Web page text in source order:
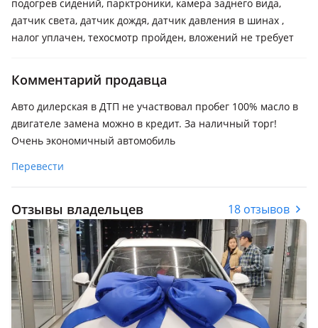
подогрев сидений, парктроники, камера заднего вида,
датчик света, датчик дождя, датчик давления в шинах ,
налог уплачен, техосмотр пройден, вложений не требует
Комментарий продавца
Авто дилерская в ДТП не участвовал пробег 100% масло в
двигателе замена можно в кредит. За наличный торг!
Очень экономичный автомобиль
Перевести
Отзывы владельцев 18 отзывов